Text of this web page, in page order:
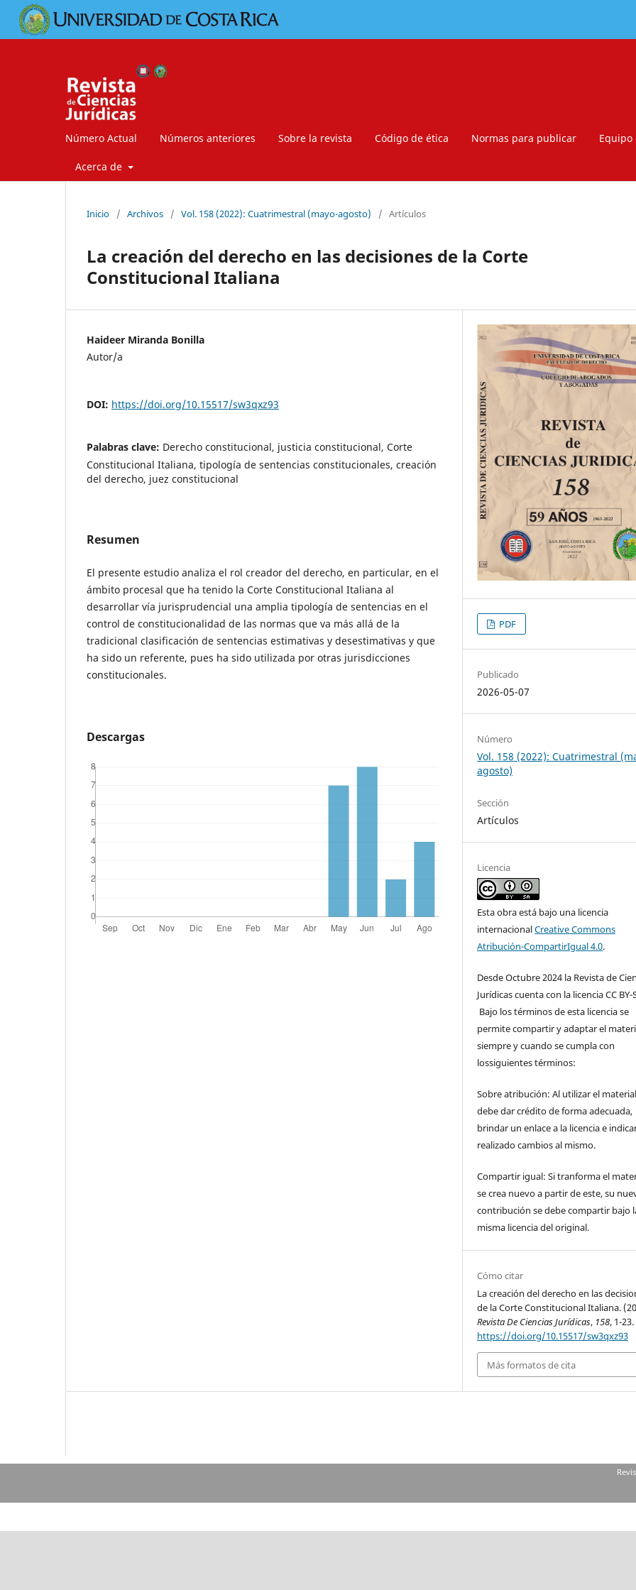
Número Actual Números anteriores Sobre la revista Código de ética Normas para publicar
Acerca de
Inicio / Archivos / Vol. 158 (2022): Cuatrimestral (mayo-agosto) / Artículos
La creación del derecho en las decisiones de la Corte
Constitucional Italiana
Haideer Miranda Bonilla
Autor/a
DOI: https://doi.org/10.15517/sw3qxz93
Palabras clave: Derecho constitucional, justicia constitucional, Corte
Constitucional Italiana, tipología de sentencias constitucionales, creación
del derecho, juez constitucional
Resumen
El presente estudio analiza el rol creador del derecho, en particular, en el
ámbito procesal que ha tenido la Corte Constitucional Italiana al
desarrollar vía jurisprudencial una amplia tipología de sentencias en el
control de constitucionalidad de las normas que va más allá de la
tradicional clasificación de sentencias estimativas y desestimativas y que
ha sido un referente, pues ha sido utilizada por otras jurisdicciones
constitucionales.
Descargas
PDF
Publicado
2026-05-07
Número
Vol. 158 (2022): Cuatrimestral
agosto)
Sección
Artículos
Licencia
Esta obra está bajo una licencia
internacionalCreative Commons
Atribución-CompartirIgual 4.0.
Desde Octubre 2024 la Revista de
Jurídicas cuenta con la licencia CC BY-
Bajo los términos de esta licencia se
permite compartir y adaptar el
siempre y cuando se cumpla con
lossiguientes términos:
Sobre atribución: Al utilizar el
debe dar crédito de forma adecuada,
brindar un enlace a la licencia e
realizado cambios al mismo.
Compartir igual: Si tranforma el
se crea nuevo a partir de este, su
contribución se debe compartir bajo
misma licencia del original.
Cómo citar
La creación del derecho en las
de la Corte Constitucional Italiana.
Revista De Ciencias Jurídicas, 158, 1-23.
https://doi.org/10.15517/sw3qxz93
Más formatos de cita